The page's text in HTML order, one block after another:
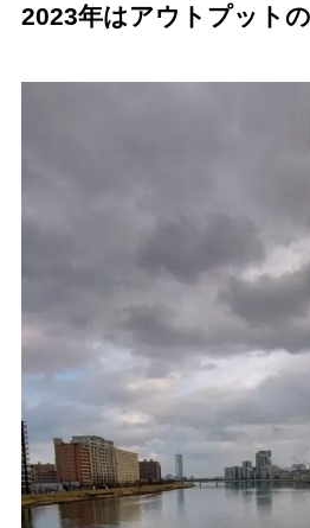
2023年はアウトプット